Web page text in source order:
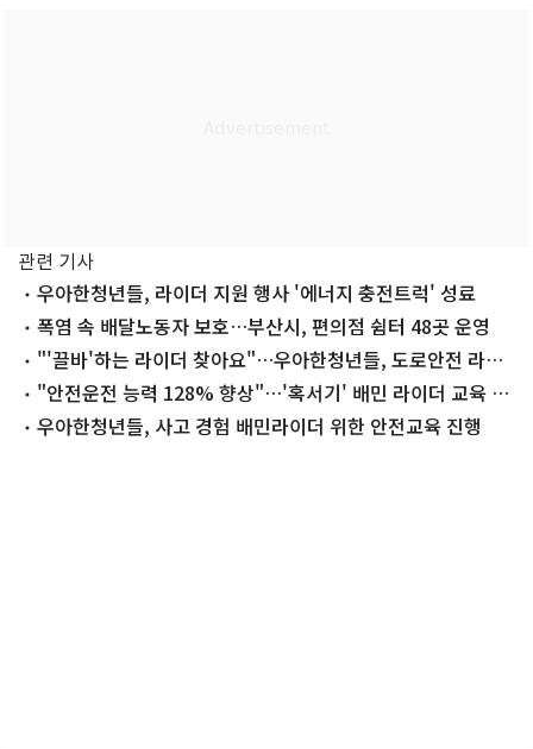
관련 기사
우아한청년들, 라이더 지원 행사 '에너지 충전트럭' 성료
폭염 속 배달노동자 보호…부산시, 편의점 쉼터 48곳 운영
"'끌바'하는 라이더 찾아요"…우아한청년들, 도로안전 라이
더 제보 이벤트
"안전운전 능력 128% 향상"…'혹서기' 배민 라이더 교육 현
장 우아한청년들, 사고 경험 배민라이더 위한 안전교육 진행